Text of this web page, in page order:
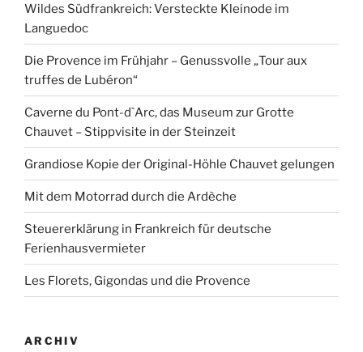
Wildes Südfrankreich: Versteckte Kleinode im
Languedoc
Die Provence im Frühjahr – Genussvolle „Tour aux
truffes de Lubéron“
Caverne du Pont-d`Arc, das Museum zur Grotte
Chauvet – Stippvisite in der Steinzeit
Grandiose Kopie der Original-Höhle Chauvet gelungen
Mit dem Motorrad durch die Ardèche
Steuererklärung in Frankreich für deutsche
Ferienhausvermieter
Les Florets, Gigondas und die Provence
ARCHIV